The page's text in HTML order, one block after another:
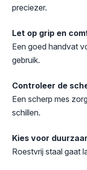
preciezer.
Let op grip en
Een goed handvat
gebruik.
Controleer de
Een scherp mes
schillen.
Kies voor
Roestvrij staal gaat